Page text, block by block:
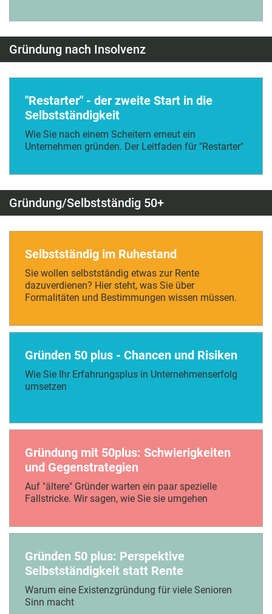
Gründung nach Insolvenz
"Restarter" - der zweite Start in die
Selbstständigkeit
Wie Sie nach einem Scheitern erneut ein
Unternehmen gründen. Der Leitfaden für "Restarter"
Gründung/Selbstständig 50+
Selbstständig im Ruhestand
Sie wollen selbstständig etwas zur Rente
dazuverdienen? Hier steht, was Sie über
Formalitäten und Bestimmungen wissen müssen.
Gründen 50 plus - Chancen und Risiken
Wie Sie Ihr Erfahrungsplus in Unternehmenserfolg
umsetzen
Gründung mit 50plus: Schwierigkeiten
und Gegenstrategien
Auf "ältere" Gründer warten ein paar spezielle
Fallstricke. Wir sagen, wie Sie sie umgehen
Gründen 50 plus: Perspektive
Selbstständigkeit statt Rente
Warum eine Existenzgründung für viele Senioren
Sinn macht